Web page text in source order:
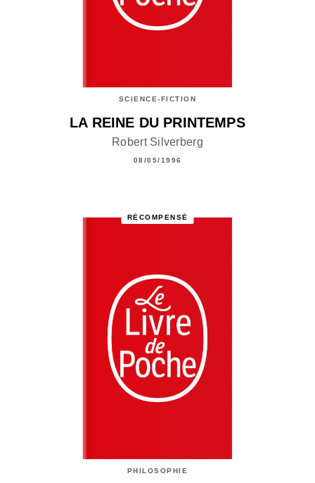
SCIENCE-FICTION
LA REINE DU PRINTEMPS
Robert Silverberg
08/05/1996
RÉCOMPENSÉ
PHILOSOPHIE